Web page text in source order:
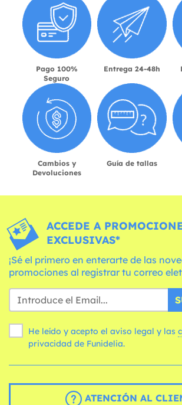
Pago 100%
Seguro
Entrega 24-48h
Cambios y
Devoluciones
Guía de tallas
ACCEDE A
EXCLUSIVAS*
¡Sé el primero en enterarte de las
promociones al registrar tu correo
He leído y acepto el aviso legal y las
privacidad de Funidelia.
ATENCIÓN AL